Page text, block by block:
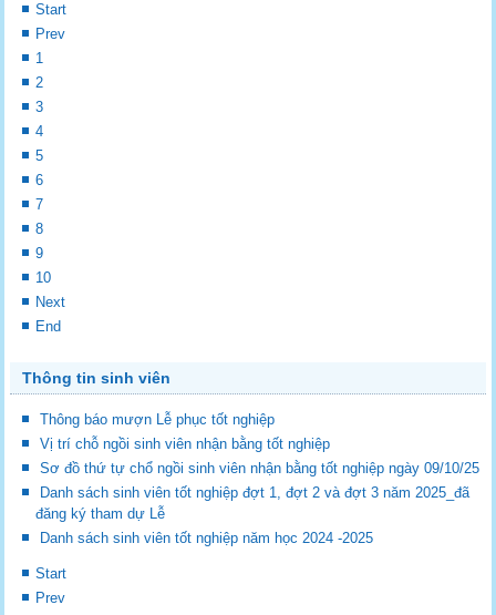
Start
Prev
1
2
3
4
5
6
7
8
9
10
Next
End
Thông tin sinh viên
Thông báo mượn Lễ phục tốt nghiệp
Vị trí chỗ ngồi sinh viên nhận bằng tốt nghiệp
Sơ đồ thứ tự chổ ngồi sinh viên nhận bằng tốt nghiệp ngày 09/10/25
Danh sách sinh viên tốt nghiệp đợt 1, đợt 2 và đợt 3 năm 2025_đã
đăng ký tham dự Lễ
Danh sách sinh viên tốt nghiệp năm học 2024 -2025
Start
Prev